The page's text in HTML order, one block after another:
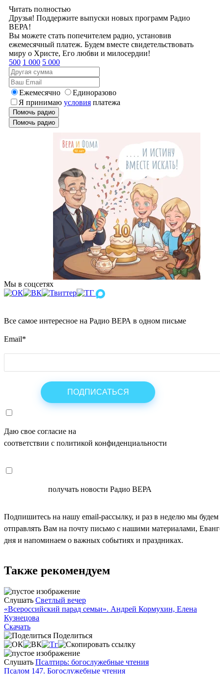
Читать полностью
Друзья! Поддержите выпуски новых программ Радио
ВЕРА!
Вы можете стать попечителем радио, установив
ежемесячный платеж. Будем вместе свидетельствовать
миру о Христе, Его любви и милосердии!
500 1 000 5 000
Ежемесячно
Единоразово
Я принимаю условия платежа
Помочь радио
Помочь радио
Мы в соцсетях
Все самое интересное на Радио ВЕРА в одном письме
Email*
Даю свое согласие на
соответствии с политикой конфиденциальности
получать новости Радио ВЕРА
Подпишитесь на нашу email-рассылку, и раз в неделю мы будем
отправлять Вам на почту письмо с нашими материалами,
дня и напоминаем о важных событиях и праздниках.
Также рекомендуем
Слушать Светлый вечер
«Всероссийский парад семьи». Андрей Кормухин, Елена
Кузнецова
Скачать
Поделиться
Слушать Псалтирь: богослужебные чтения
Псалом 147. Богослужебные чтения